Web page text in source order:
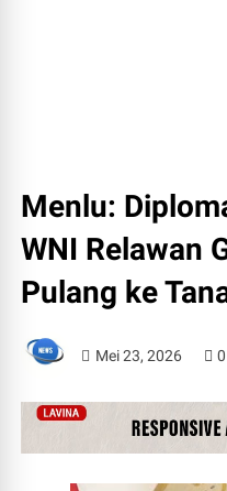
Menlu:
WNI Relawan
Pulang ke
Mei 23, 2026 0